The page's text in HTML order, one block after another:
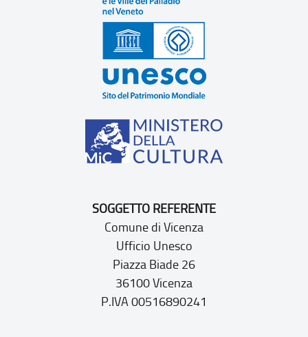
SOGGETTO REFERENTE
Comune di Vicenza
Ufficio Unesco
Piazza Biade 26
36100 Vicenza
P.IVA 00516890241